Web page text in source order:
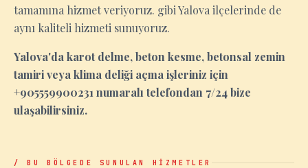
tamamına hizmet veriyoruz. gibi Yalova ilçelerinde de
aynı kaliteli hizmeti sunuyoruz.
Yalova'da karot delme, beton kesme, betonsal zemin
tamiri veya klima deliği açma işleriniz için
+905559900231 numaralı telefondan 7/24 bize
ulaşabilirsiniz.
/ BU BÖLGEDE SUNULAN HİZMETLER